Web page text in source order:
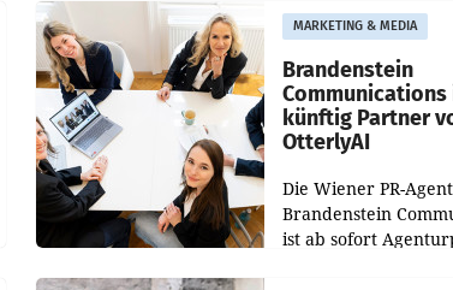
aus, womit sich das
gegenüber Juli 2025
verdoppelte (+102
MARKETING & MEDIA
Brandenstein
künftig Partner
OtterlyAI
Die Wiener PR-
Brandenstein
ist ab sofort